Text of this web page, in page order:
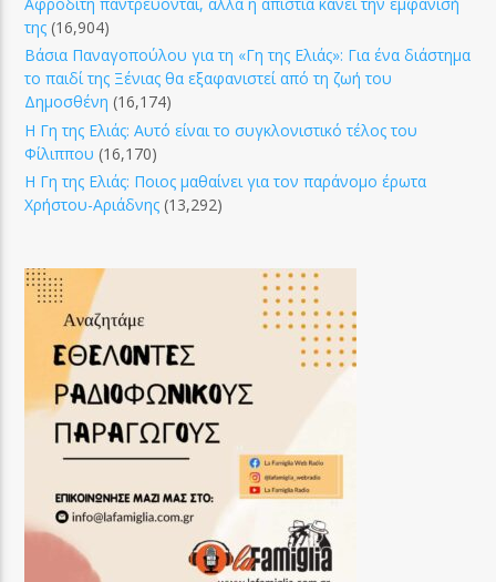
της (16,904)
Βάσια Παναγοπούλου για τη «Γη της Ελιάς»: Για ένα διάστημα
το παιδί της Ξένιας θα εξαφανιστεί από τη ζωή του
Δημοσθένη (16,174)
Η Γη της Ελιάς: Αυτό είναι το συγκλονιστικό τέλος του
Φίλιππου (16,170)
Η Γη της Ελιάς: Ποιος μαθαίνει για τον παράνομο έρωτα
Χρήστου-Αριάδνης (13,292)